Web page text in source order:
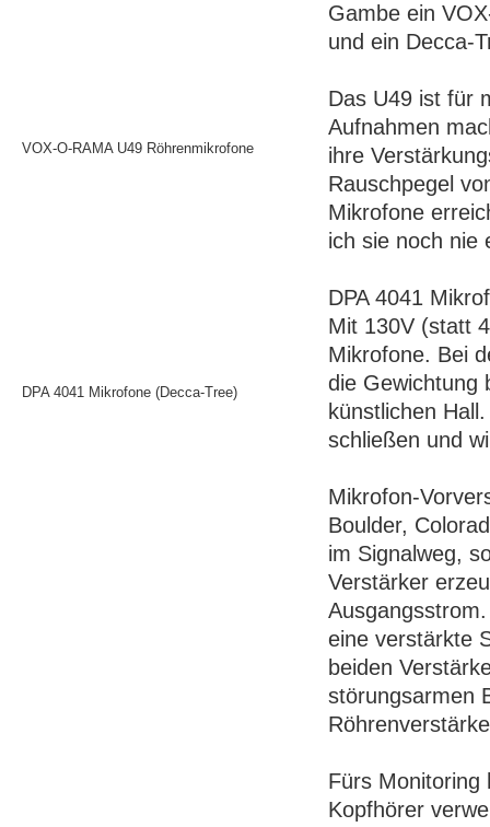
VOX-O-RAMA U49 Röhrenmikrofone
DPA 4041 Mikrofone (Decca-Tree)
Gambe ein
und ein Decca-
Das U49 ist für
Aufnahmen
ihre
Rauschpegel
Mikrofone
ich sie noch nie
DPA 4041
Mit 130V (statt
Mikrofone. Bei
die Gewichtung
künstlichen
schließen und
Mikrofon-
Boulder,
im Signalweg,
Verstärker
eine verstärkte
beiden
störungsarmen
Fürs Monitoring
Kopfhörer